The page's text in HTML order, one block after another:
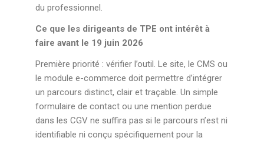
du professionnel.
Ce que les dirigeants de TPE ont intérêt à
faire avant le 19 juin 2026
Première priorité : vérifier l’outil. Le site, le CMS ou
le module e-commerce doit permettre d’intégrer
un parcours distinct, clair et traçable. Un simple
formulaire de contact ou une mention perdue
dans les CGV ne suffira pas si le parcours n’est ni
identifiable ni conçu spécifiquement pour la